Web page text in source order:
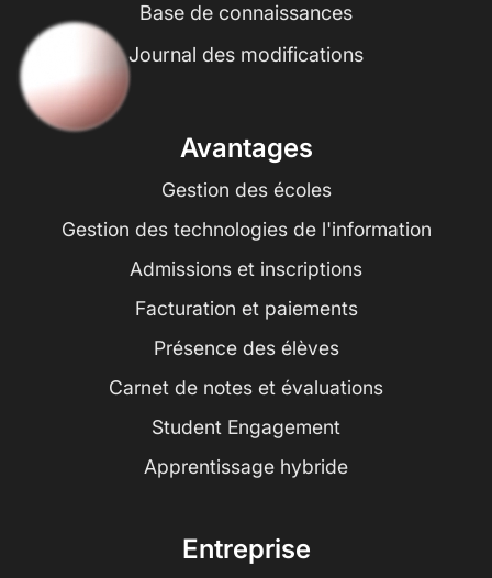
Base de connaissances
Journal des modifications
Avantages
Gestion des écoles
Gestion des technologies de l'information
Admissions et inscriptions
Facturation et paiements
Présence des élèves
Carnet de notes et évaluations
Student Engagement
Apprentissage hybride
Entreprise